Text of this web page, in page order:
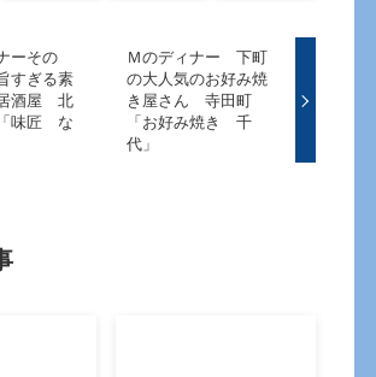
ーその
すぎる素
酒屋 北
味匠 な
Ｍのディナー 下町
の大人気のお好み焼
き屋さん 寺田町
「お好み焼き 千
代」